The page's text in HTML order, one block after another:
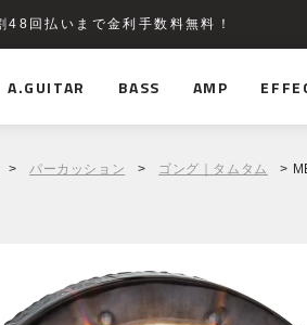
48回払いまで金利手数料無料！
A.GUITAR BASS AMP
> パーカッション > ゴング｜タムタム >